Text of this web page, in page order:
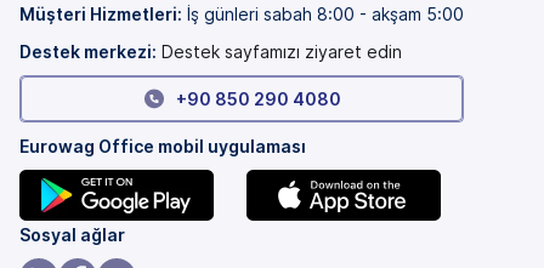
Müşteri Hizmetleri: İş günleri sabah 8:00 - akşam 5:00
Destek merkezi: Destek sayfamızı ziyaret edin
+90 850 290 4080
Eurowag Office mobil uygulaması
(yeni
Sosyal ağlar